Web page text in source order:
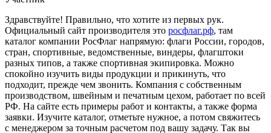
Здравствуйте! Правильно, что хотите из первых рук.
Официальный сайт производителя это росфлаг.рф, там
каталог компании РосФлаг напрямую: флаги России, городов,
стран, спортивные, ведомственные, виндеры, флагштоки
разных типов, а также спортивная экипировка. Можно
спокойно изучить виды продукции и прикинуть, что
подходит, прежде чем звонить. Компания с собственным
производством, швейным и печатным цехом, работает по всей
РФ. На сайте есть примеры работ и контакты, а также форма
заявки. Изучите каталог, отметьте нужное, а потом свяжитесь
с менеджером за точным расчетом под вашу задачу. Так вы